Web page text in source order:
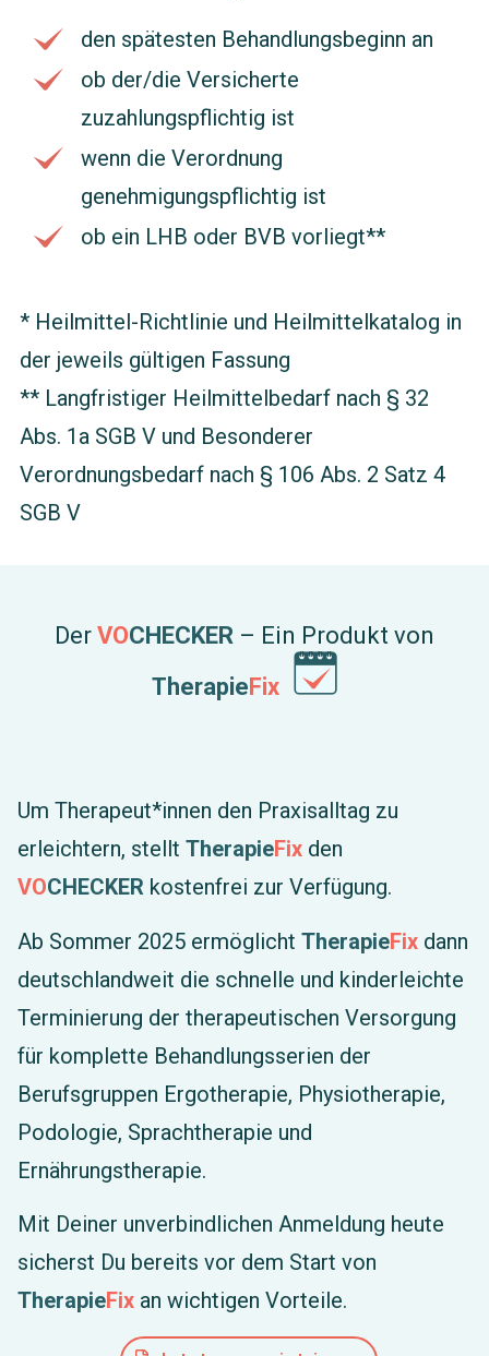
den spätesten Behandlungsbeginn an
ob der/die Versicherte
zuzahlungspflichtig ist
wenn die Verordnung
genehmigungspflichtig ist
ob ein LHB oder BVB vorliegt**
* Heilmittel-Richtlinie und Heilmittelkatalog in
der jeweils gültigen Fassung
** Langfristiger Heilmittelbedarf nach § 32
Abs. 1a SGB V und Besonderer
Verordnungsbedarf nach § 106 Abs. 2 Satz 4
SGB V
Der VOCHECKER – Ein Produkt von
TherapieFix
Um Therapeut*innen den Praxisalltag zu
erleichtern, stellt TherapieFix den
VOCHECKER kostenfrei zur Verfügung.
Ab Sommer 2025 ermöglicht TherapieFix dann
deutschlandweit die schnelle und kinderleichte
Terminierung der therapeutischen Versorgung
für komplette Behandlungsserien der
Berufsgruppen Ergotherapie, Physiotherapie,
Podologie, Sprachtherapie und
Ernährungstherapie.
Mit Deiner unverbindlichen Anmeldung heute
sicherst Du bereits vor dem Start von
TherapieFix an wichtigen Vorteile.